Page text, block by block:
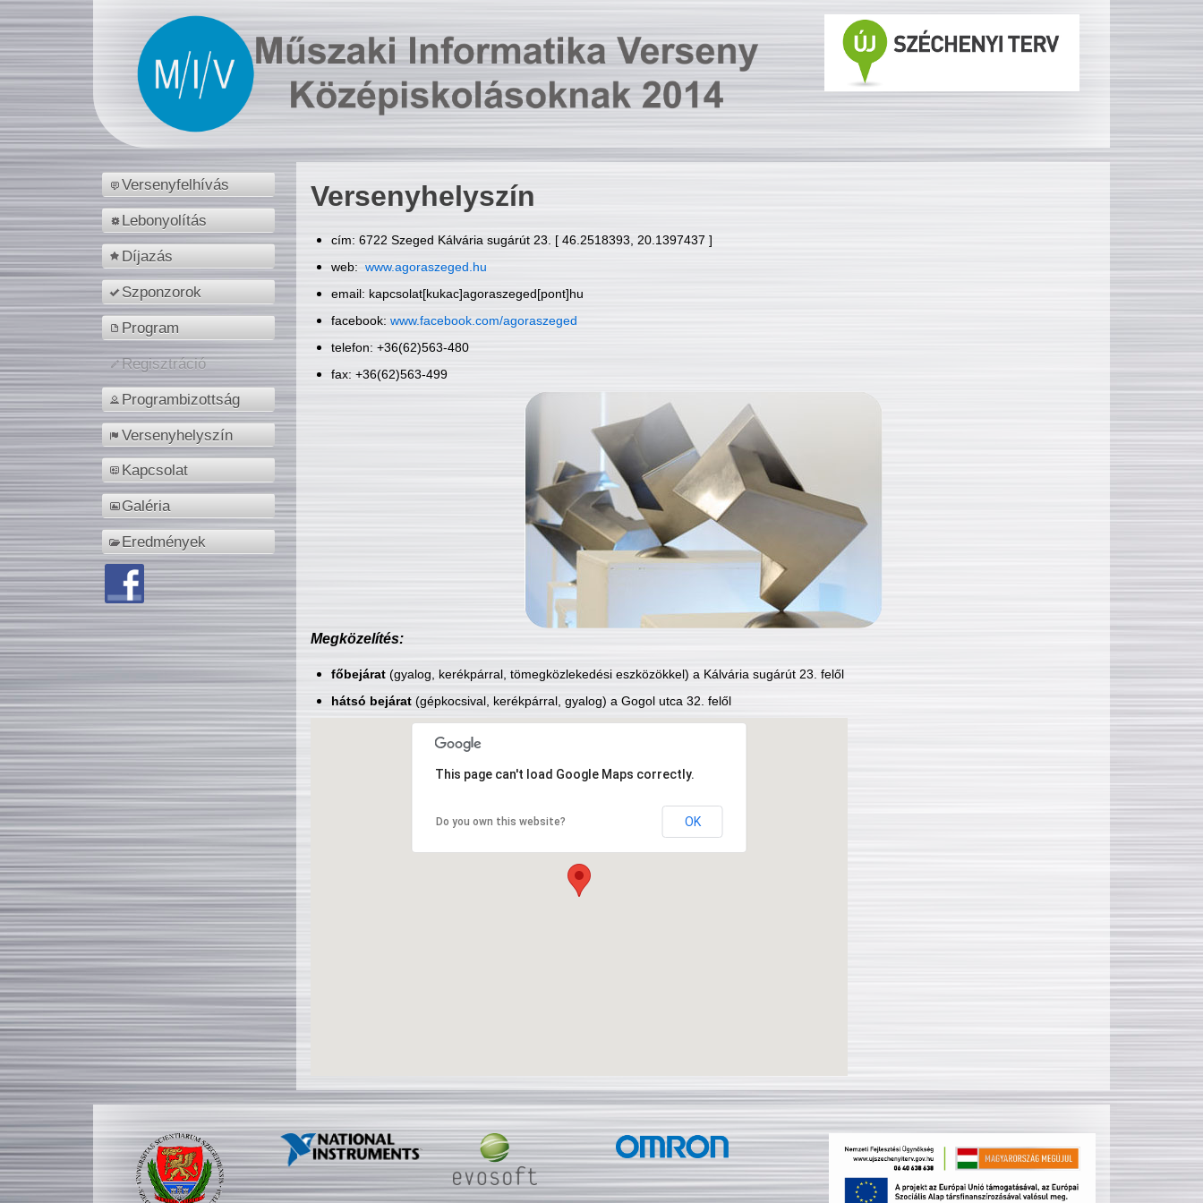
Versenyfelhívás
Lebonyolítás
Díjazás
Szponzorok
Program
Regisztráció
Programbizottság
Versenyhelyszín
Kapcsolat
Galéria
Eredmények
Versenyhelyszín
cím: 6722 Szeged Kálvária sugárút 23. [ 46.2518393, 20.1397437 ]
web: www.agoraszeged.hu
email: kapcsolat[kukac]agoraszeged[pont]hu
facebook: www.facebook.com/agoraszeged
telefon: +36(62)563-480
fax: +36(62)563-499
Megközelítés:
főbejárat(gyalog, kerékpárral, tömegközlekedési eszközökkel) a Kálvária sugárút 23. felől
hátsó bejárat(gépkocsival, kerékpárral, gyalog) a Gogol utca 32. felől
This page can't load Google Maps correctly.
Do you own this website? OK